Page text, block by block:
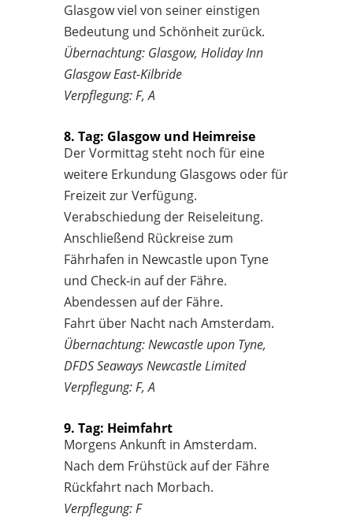
Glasgow viel von seiner einstigen
Bedeutung und Schönheit zurück.
Übernachtung: Glasgow, Holiday Inn
Glasgow East-Kilbride
Verpflegung: F, A
8. Tag: Glasgow und Heimreise
Der Vormittag steht noch für eine
weitere Erkundung Glasgows oder für
Freizeit zur Verfügung.
Verabschiedung der Reiseleitung.
Anschließend Rückreise zum
Fährhafen in Newcastle upon Tyne
und Check-in auf der Fähre.
Abendessen auf der Fähre.
Fahrt über Nacht nach Amsterdam.
Übernachtung: Newcastle upon Tyne,
DFDS Seaways Newcastle Limited
Verpflegung: F, A
9. Tag: Heimfahrt
Morgens Ankunft in Amsterdam.
Nach dem Frühstück auf der Fähre
Rückfahrt nach Morbach.
Verpflegung: F